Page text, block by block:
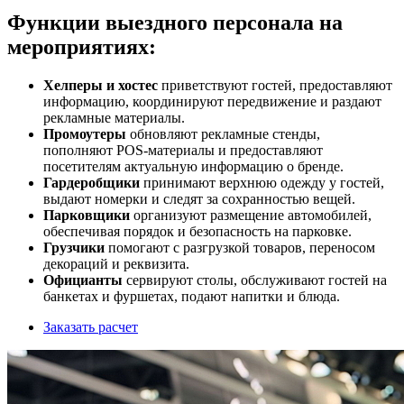
Функции выездного персонала на
мероприятиях:
Хелперы и хостес приветствуют гостей, предоставляют
информацию, координируют передвижение и раздают
рекламные материалы.
Промоутеры обновляют рекламные стенды,
пополняют POS-материалы и предоставляют
посетителям актуальную информацию о бренде.
Гардеробщики принимают верхнюю одежду у гостей,
выдают номерки и следят за сохранностью вещей.
Парковщики организуют размещение автомобилей,
обеспечивая порядок и безопасность на парковке.
Грузчики помогают с разгрузкой товаров, переносом
декораций и реквизита.
Официанты сервируют столы, обслуживают гостей на
банкетах и фуршетах, подают напитки и блюда.
Заказать расчет